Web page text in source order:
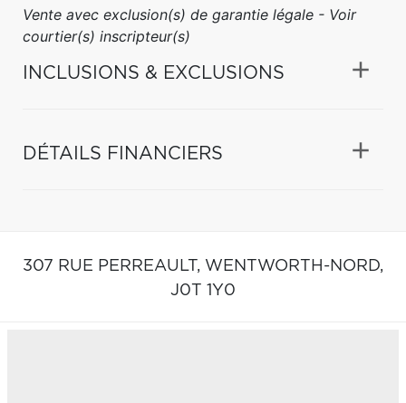
Vente avec exclusion(s) de garantie légale - Voir
courtier(s) inscripteur(s)
INCLUSIONS & EXCLUSIONS
DÉTAILS FINANCIERS
307 RUE PERREAULT, WENTWORTH-NORD,
J0T 1Y0